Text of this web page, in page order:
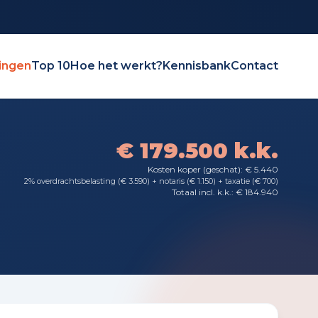
Top 10Hoe het werkt?KennisbankContact
€ 179.500 k.k.
Kosten koper (geschat): € 5.440
2% overdrachtsbelasting (€ 3.590) + notaris (€ 1.150) + taxatie (€ 700)
Totaal incl. k.k.: € 184.940